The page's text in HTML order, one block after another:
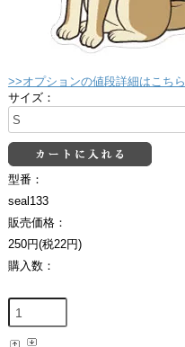
>>オプションの値段詳細はこちら
サイズ：
型番：
seal133
販売価格：
250円(税22円)
購入数：